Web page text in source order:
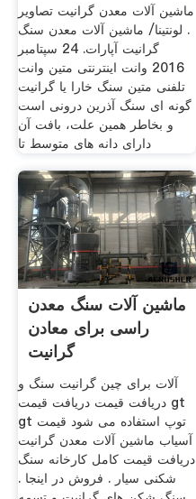
ماشین آلات معدن گرانیت تصاویر
. لونتینا/ ماشین آلات معدن سنگ
گرانیت آپارات. 24 سپتامبر
2016 وانت اینترنتی متین وانت
تلفنی متین سنگ خارا یا گرانیت
گونه ای سنگ آذرین درونی است
و بخاطر همین علت، بافت آن
دارای دانه های متوسط تا
ماشین آلات سنگ معدن
راسی برای معادن
گرانیت
آلات برای چین گرانیت سنگ و
دریافت قیمت دریافت قیمت gt
gt توپ استفاده می شود قیمت
آسیاب ماشین آلات معدن گرانیت
دریافت قیمت کامل کارخانه سنگ
شکنی سیار . فروش در اینجا .